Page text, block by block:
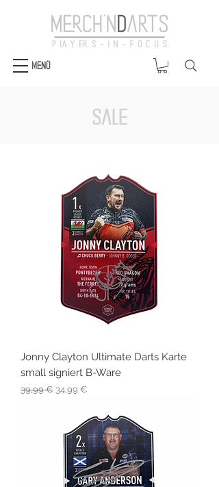
Menü
Sale
Jonny Clayton Ultimate Darts Karte
small signiert B-Ware
Standardpreis
39,99 € Sale-Preis
34,99 €